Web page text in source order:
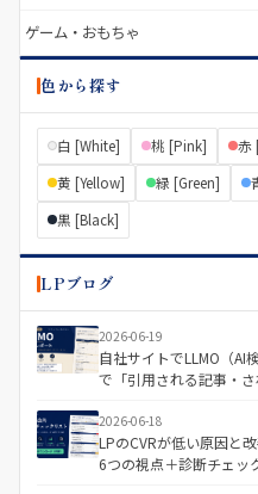
ゲーム・おもちゃ
色から探す
白 [White] 桃 [Pink] 赤
黄 [Yellow]
緑 [Green]
黒 [Black]
LPブログ
2026-06-19
自社サイトでLLMO（AI
で「引用される記事・
2026-06-18
LPのCVRが低い原因と
6つの視点＋診断チェッ